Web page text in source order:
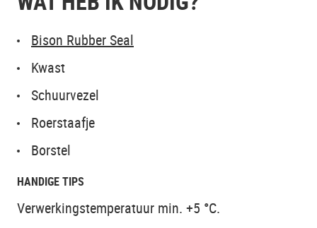
Bison Rubber Seal
Kwast
Schuurvezel
Roerstaafje
Borstel
HANDIGE TIPS
Verwerkingstemperatuur min. +5 °C.